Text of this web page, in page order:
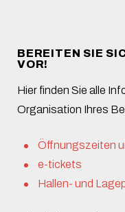
BEREITEN SIE
VOR!
Hier finden Sie alle
Organisation Ihres
Öffnungszeiten
e-tickets
Hallen- und